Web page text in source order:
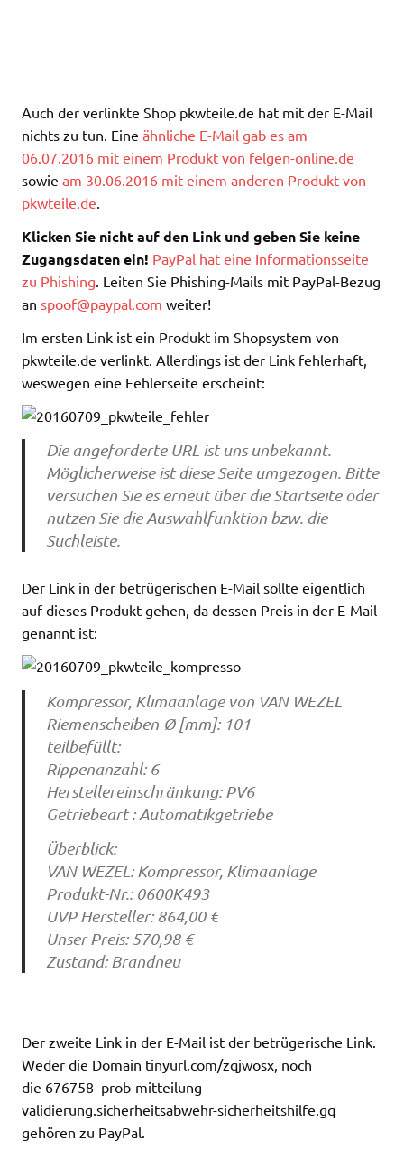
Auch der verlinkte Shop pkwteile.de hat mit der E-Mail
nichts zu tun. Eine ähnliche E-Mail gab es am
06.07.2016 mit einem Produkt von felgen-online.de
sowie am 30.06.2016 mit einem anderen Produkt von
pkwteile.de
Klicken Sie nicht auf den Link und geben Sie keine
Zugangsdaten ein! PayPal hat eine Informationsseite
zu Phishing . Leiten Sie Phishing-Mails mit PayPal-Bezug
an spoof@paypal.com weiter!
Im ersten Link ist ein Produkt im Shopsystem von
pkwteile.de verlinkt. Allerdings ist der Link fehlerhaft,
weswegen eine Fehlerseite erscheint:
Die angeforderte URL ist uns unbekannt.
Möglicherweise ist diese Seite umgezogen. Bitte
versuchen Sie es erneut über die Startseite oder
nutzen Sie die Auswahlfunktion bzw. die
Suchleiste.
Der Link in der betrügerischen E-Mail sollte eigentlich
auf dieses Produkt gehen, da dessen Preis in der E-Mail
genannt ist:
Kompressor, Klimaanlage von VAN WEZEL
Riemenscheiben-Ø [mm]: 101
teilbefüllt:
Rippenanzahl: 6
Herstellereinschränkung: PV6
Getriebeart : Automatikgetriebe
Überblick:
VAN WEZEL: Kompressor, Klimaanlage
Produkt-Nr.: 0600K493
UVP Hersteller: 864,00 €
Unser Preis: 570,98 €
Zustand: Brandneu
Der zweite Link in der E-Mail ist der betrügerische Link.
Weder die Domain tinyurl.com/zqjwosx, noch
die 676758–prob-mitteilung-
validierung.sicherheitsabwehr-sicherheitshilfe.gq
gehören zu PayPal.